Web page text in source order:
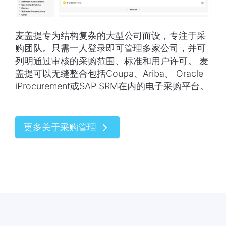
麦盖提专为结构复杂的大型公司而设，专注于采
购团队。只需一人登录即可管理多家公司，并可
列明通过审核的采购范围、标准和用户许可。 麦
盖提可以无缝整合包括Coupa、Ariba、 Oracle
iProcurement或SAP SRM在内的电子采购平台。
更多关于采购管理